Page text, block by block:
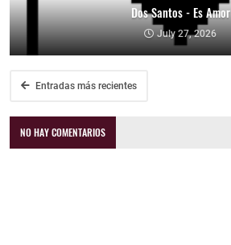
Dos Santos - Es Amor
July 27, 2026
Entradas más recientes
NO HAY COMENTARIOS